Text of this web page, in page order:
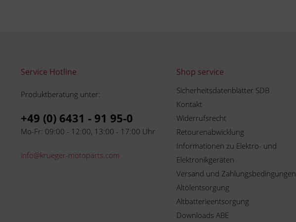
Service Hotline
Produktberatung unter:
+49 (0) 6431 - 91 95-0
Mo-Fr: 09:00 - 12:00, 13:00 - 17:00 Uhr
info@krueger-motoparts.com
Shop service
Sicherheitsdatenblätter SDB
Kontakt
Widerrufsrecht
Retourenabwicklung
Informationen zu Elektro- und
Elektronikgeräten
Versand und Zahlungsbedingungen
Altölentsorgung
Altbatterieentsorgung
Downloads ABE